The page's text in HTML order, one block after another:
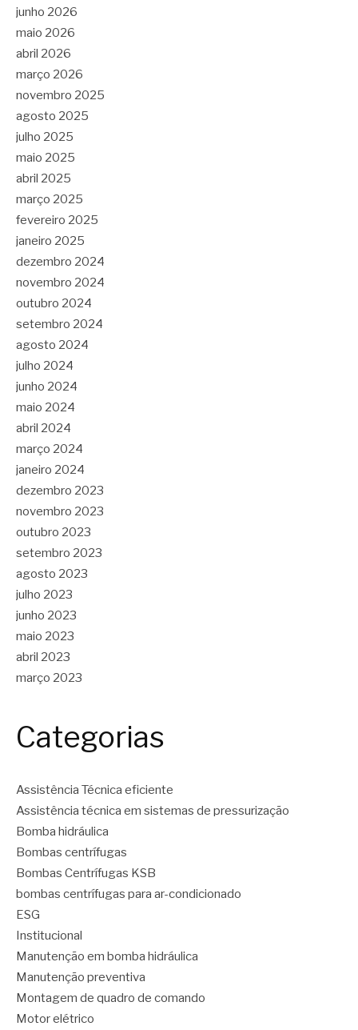
junho 2026
maio 2026
abril 2026
março 2026
novembro 2025
agosto 2025
julho 2025
maio 2025
abril 2025
março 2025
fevereiro 2025
janeiro 2025
dezembro 2024
novembro 2024
outubro 2024
setembro 2024
agosto 2024
julho 2024
junho 2024
maio 2024
abril 2024
março 2024
janeiro 2024
dezembro 2023
novembro 2023
outubro 2023
setembro 2023
agosto 2023
julho 2023
junho 2023
maio 2023
abril 2023
março 2023
Categorias
Assistência Técnica eficiente
Assistência técnica em sistemas de pressurização
Bomba hidráulica
Bombas centrífugas
Bombas Centrífugas KSB
bombas centrífugas para ar-condicionado
ESG
Institucional
Manutenção em bomba hidráulica
Manutenção preventiva
Montagem de quadro de comando
Motor elétrico